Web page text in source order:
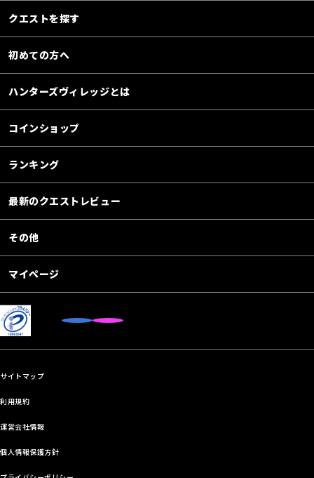
クエストを探す
初めての方へ
ハンターズヴィレッジとは
コインショップ
ランキング
最新のクエストレビュー
その他
マイページ
サイトマップ
利用規約
運営会社情報
個人情報保護方針